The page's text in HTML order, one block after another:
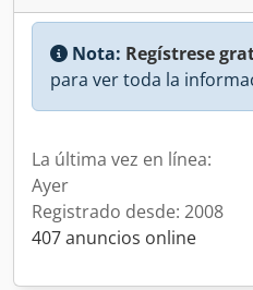
Nota: Regístrese
para ver toda la
La última vez en línea:
Ayer
Registrado desde: 2008
407 anuncios online